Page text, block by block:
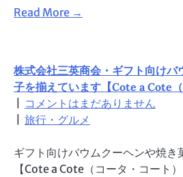
Read More →
株式会社三英商会・ギフト向けバ
子を揃えています【Cote a Cote（
コメントはまだありません
旅行・グルメ
ギフト向けバウムクーヘンや焼き
【Cote a Cote（コータ・コート）